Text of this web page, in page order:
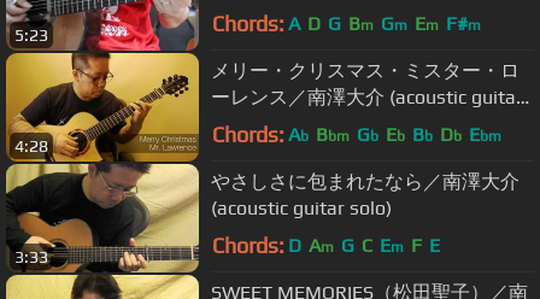
5:23
曲＆演奏：城直樹】【Arr. & Ply by
Chords: A D G Bm Gm Em F#m
4:28
メリー・クリスマス・ミスター・ロ
ーレンス／南澤大介 (acoustic guitar
solo)
Chords: Ab Bbm Gb Eb Bb Db Ebm
3:33
やさしさに包まれたなら／南澤大介
(acoustic guitar solo)
Chords: D Am G C Em F E
SWEET MEMORIES（松田聖子）／南